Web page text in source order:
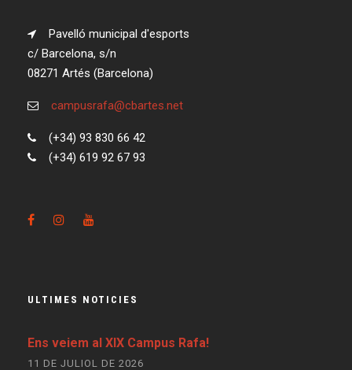
Pavelló municipal d'esports
c/ Barcelona, s/n
08271 Artés (Barcelona)
campusrafa@cbartes.net
(+34) 93 830 66 42
(+34) 619 92 67 93
ULTIMES NOTICIES
Ens veiem al XIX Campus Rafa!
11 DE JULIOL DE 2026